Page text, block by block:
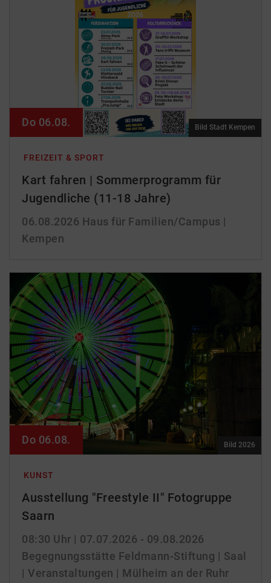
FREIZEIT & SPORT
Kart fahren | Sommerprogramm für
Jugendliche (11-18 Jahre)
06.08.2026 Haus für Familien/Campus |
Kempen
Do 06.08. Bild Stadt Kempen
KUNST
Ausstellung "Freestyle II" Fotogruppe
Saarn
08:30 Uhr | 07.07.2026 - 09.08.2026
Begegnungsstätte Feldmann-Stiftung | Saal
| Veranstaltungen | Mülheim an der Ruhr
Do 06.08. Bild 2026